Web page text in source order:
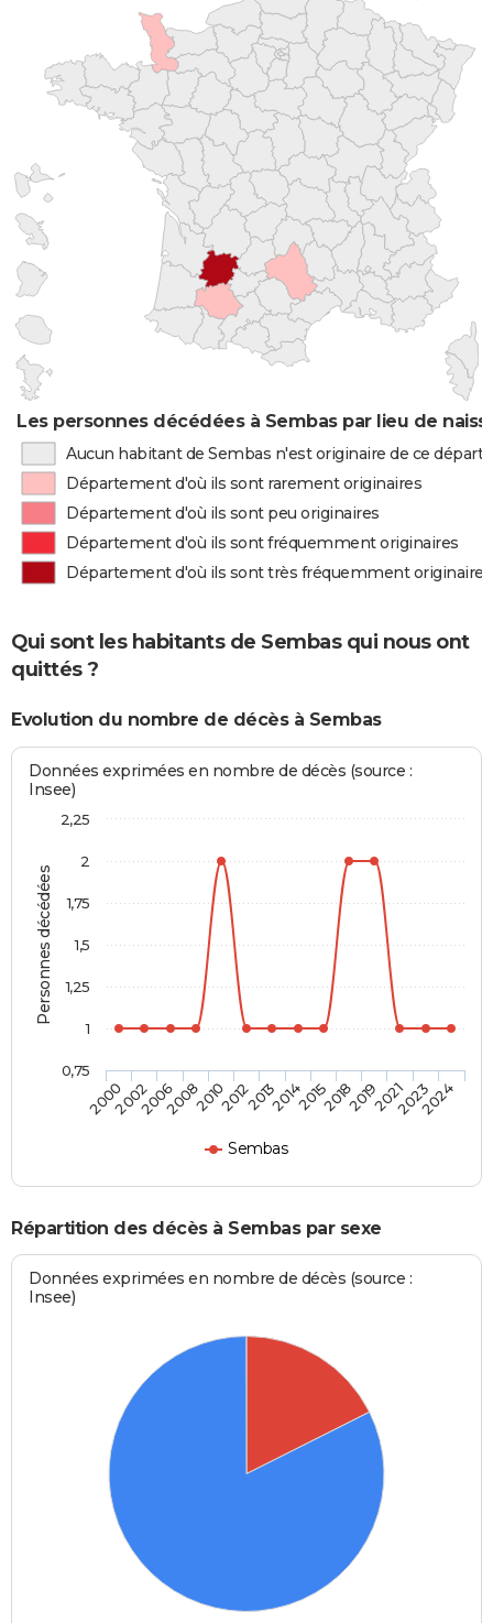
Les personnes décédées à Sembas par lieu de
Aucun habitant de Sembas n'est originaire de ce
Département d'où ils sont rarement originaires
Département d'où ils sont peu originaires
Département d'où ils sont fréquemment originaires
Département d'où ils sont très fréquemment originaires
Qui sont les habitants de Sembas qui nous ont
quittés ?
Evolution du nombre de décès à Sembas
Personnes décédées
Données exprimées en nombre de décès (source :
Insee)
Sembas
20002002200620082010201220132014201520182019202120232024
0,75
1
1,25
1,5
1,75
2
2,25
Répartition des décès à Sembas par sexe
Données exprimées en nombre de décès (source :
Insee)